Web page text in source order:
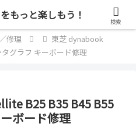
好きのブログ
修理
東芝 dynabook
グラフ キーボード修理
B25 B35 B45 B55
ボード修理
検索